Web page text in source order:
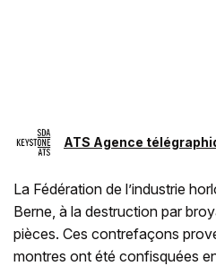
ATS Agence
La Fédération de l’industrie
Berne, à la destruction par
pièces. Ces contrefaçons
montres ont été confisquées